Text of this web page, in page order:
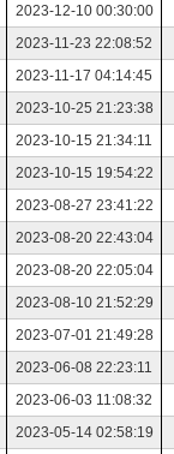
2023-12-10 00:30:00
2023-11-23 22:08:52
2023-11-17 04:14:45
2023-10-25 21:23:38
2023-10-15 21:34:11
2023-10-15 19:54:22
2023-08-27 23:41:22
2023-08-20 22:43:04
2023-08-20 22:05:04
2023-08-10 21:52:29
2023-07-01 21:49:28
2023-06-08 22:23:11
2023-06-03 11:08:32
2023-05-14 02:58:19